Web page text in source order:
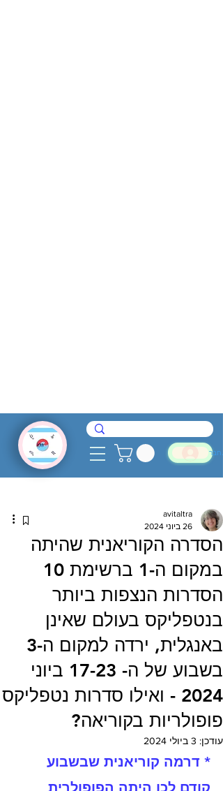
הסדרה הקוריאנית שהיתה
במקום ה-1 ברשימת 10
הסדרות הנצפות ביותר
בנטפליקס בעולם שאינן
באנגלית, ירדה למקום ה-3
בשבוע של ה- 17-23 ביוני
2024 - ואילו סדרות נטפליקס
פופולריות בקוריאה?
avitaltra
26 ביוני 2024
עודכן: 3 ביולי 2024
* דרמה קוריאנית שבשבוע
קודם לכן היתה הפופולרית